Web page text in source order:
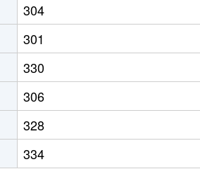
304
301
330
306
328
334